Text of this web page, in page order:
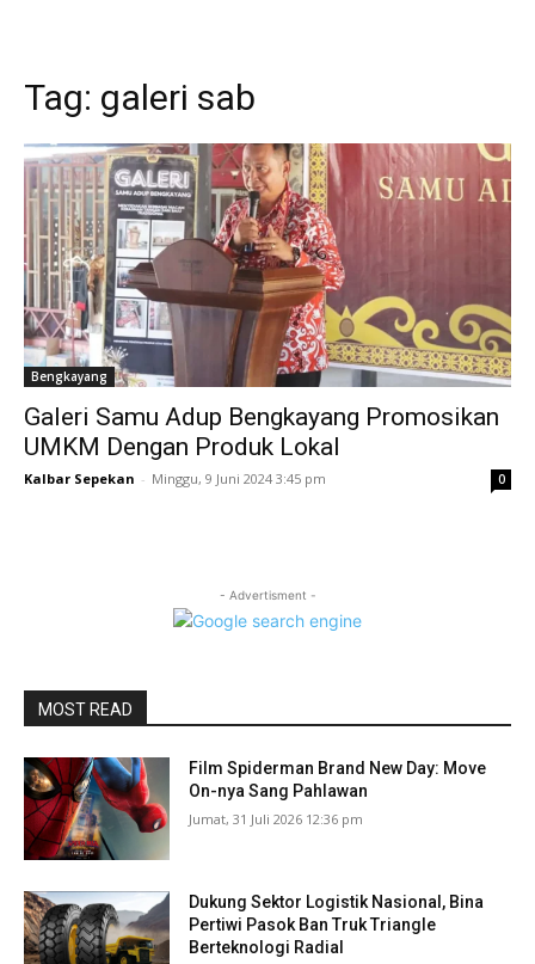
Tag: galeri sab
Bengkayang
Galeri Samu Adup Bengkayang Promosikan
UMKM Dengan Produk Lokal
Kalbar Sepekan - Minggu, 9 Juni 2024 3:45 pm 0
- Advertisment -
MOST READ
Film Spiderman Brand New Day: Move
On-nya Sang Pahlawan
Jumat, 31 Juli 2026 12:36 pm
Dukung Sektor Logistik Nasional, Bina
Pertiwi Pasok Ban Truk Triangle
Berteknologi Radial